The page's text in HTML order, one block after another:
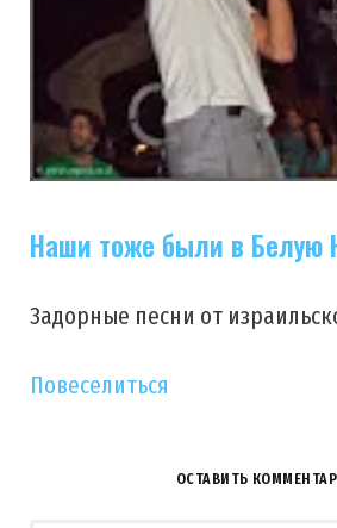
Наши тоже были в Белую
Задорные песни от
Повеселиться
ОСТАВИТЬ